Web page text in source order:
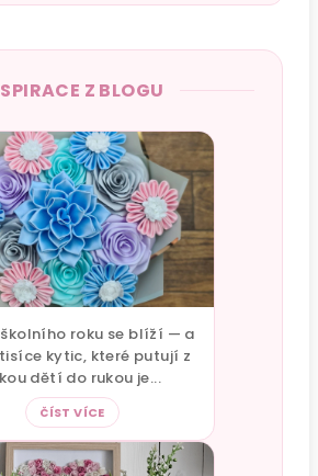
Z BLOGU
školního roku se blíží — a
kytic, které putují z
dětí do rukou je...
ČÍST VÍCE